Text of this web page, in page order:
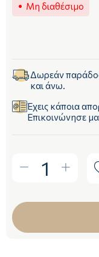
Μη διαθέσιμο
Δωρεάν
και άνω.
Έχεις κάποια
Επικοινώνησε
1